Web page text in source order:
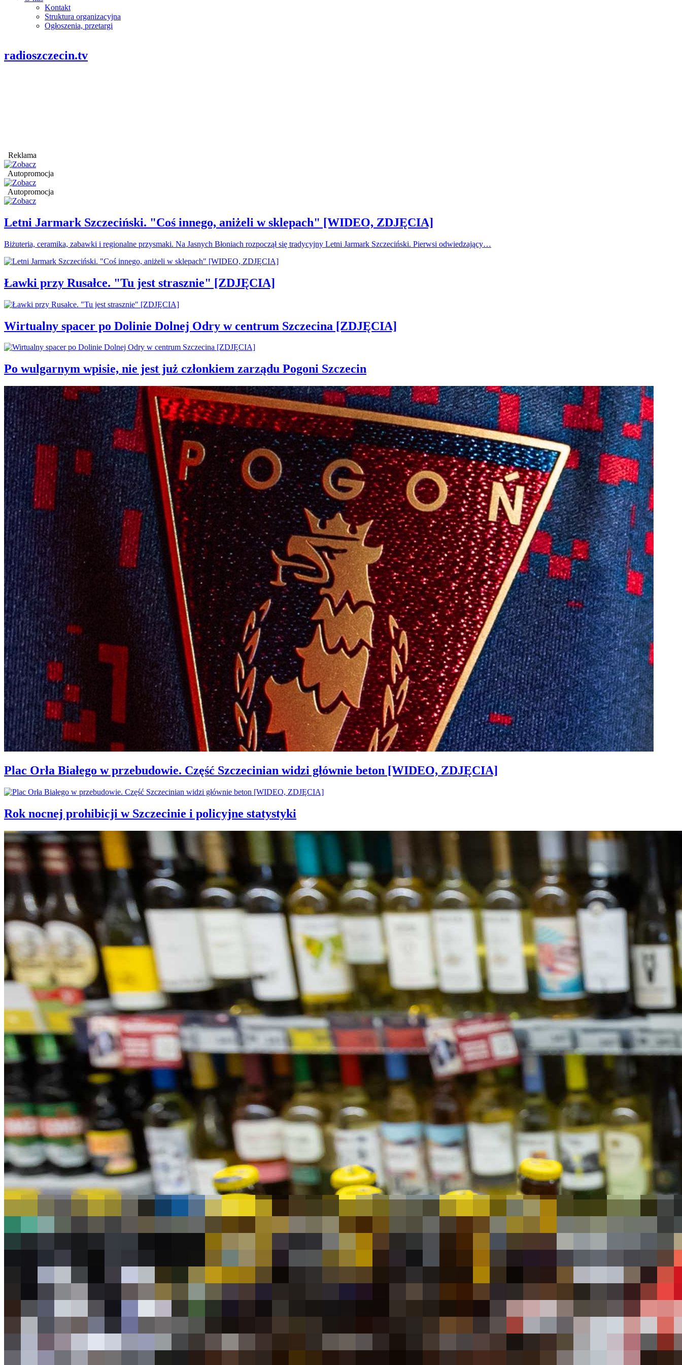
Kontakt
Struktura organizacyjna
Ogłoszenia, przetargi
radioszczecin.tv
Reklama
Autopromocja
Autopromocja
Letni Jarmark Szczeciński. "Coś innego, aniżeli w sklepach" [WIDEO, ZDJĘCIA]
Biżuteria, ceramika, zabawki i regionalne przysmaki. Na Jasnych Błoniach rozpoczął się tradycyjny Letni Jarmark Szczeciński. Pierwsi odwiedzający…
Ławki przy Rusałce. "Tu jest strasznie" [ZDJĘCIA]
Wirtualny spacer po Dolinie Dolnej Odry w centrum Szczecina [ZDJĘCIA]
Po wulgarnym wpisie, nie jest już członkiem zarządu Pogoni Szczecin
Plac Orła Białego w przebudowie. Część Szczecinian widzi głównie beton [WIDEO, ZDJĘCIA]
Rok nocnej prohibicji w Szczecinie i policyjne statystyki